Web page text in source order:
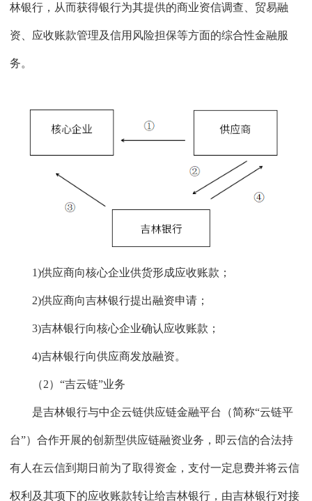
林银行，从而获得银行为其提供的商业资信调查、贸易融
资、应收账款管理及信用风险担保等方面的综合性金融服
务。
1)供应商向核心企业供货形成应收账款；
2)供应商向吉林银行提出融资申请；
3)吉林银行向核心企业确认应收账款；
4)吉林银行向供应商发放融资。
（2）“吉云链”业务
是吉林银行与中企云链供应链金融平台（简称“云链平
台”）合作开展的创新型供应链融资业务，即云信的合法持
有人在云信到期日前为了取得资金，支付一定息费并将云信
权利及其项下的应收账款转让给吉林银行，由吉林银行对接